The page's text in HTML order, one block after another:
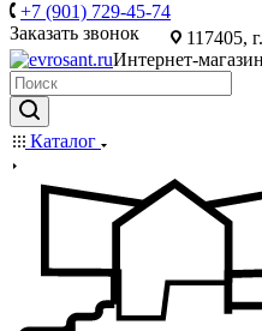
+7 (901) 729-45-74
Заказать звонок
117405,
Интернет-
Каталог